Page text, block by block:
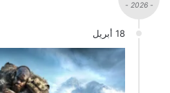
- 2026 -
18 أبريل